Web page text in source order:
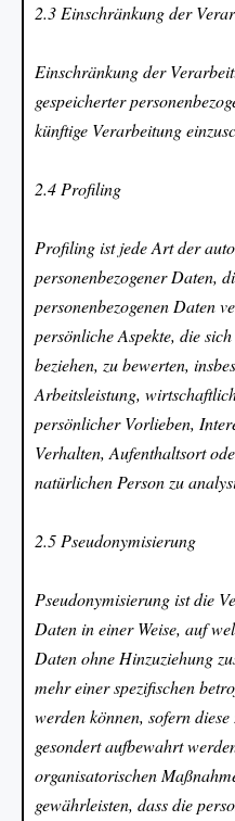
2.3 Einschränkung der
Einschränkung der
gespeicherter
künftige Verarbeitung
2.4 Profiling
Profiling ist jede Art der
personenbezogener Daten,
personenbezogenen Daten
persönliche Aspekte, die
beziehen, zu bewerten,
Arbeitsleistung,
persönlicher Vorlieben,
Verhalten, Aufenthaltsort
natürlichen Person zu
2.5 Pseudonymisierung
Pseudonymisierung ist die
Daten in einer Weise, auf
Daten ohne Hinzuziehung
mehr einer spezifischen
werden können, sofern
gesondert aufbewahrt
organisatorischen
gewährleisten, dass die